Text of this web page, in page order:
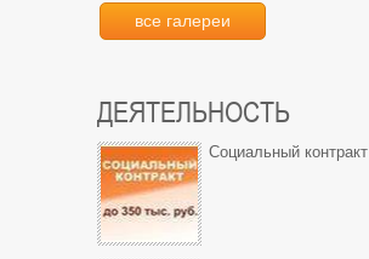
все галереи
ДЕЯТЕЛЬНОСТЬ
Социальный контракт